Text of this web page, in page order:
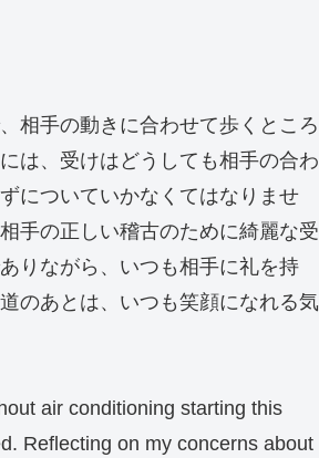
相手の動きに合わせて歩くところ
は、受けはどうしても相手の合わ
についていかなくてはなりませ
手の正しい稽古のために綺麗な受
りながら、いつも相手に礼を持
のあとは、いつも笑顔になれる気
air conditioning starting this
Reflecting on my concerns about